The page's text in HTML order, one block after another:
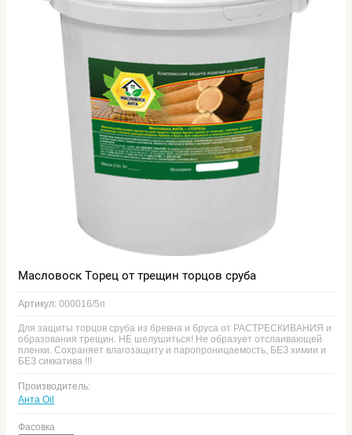
Масловоск Торец от трещин торцов сруба
Артикул: 000016/5п
Для защиты торцов сруба из бревна и бруса от РАСТРЕСКИВАНИЯ и
образования трещин. НЕ шелушиться! Не образует отслаивающей
пленки. Сохраняет влагозащиту и паропроницаемость, БЕЗ химии и
БЕЗ сиккатива !!!
Производитель:
Анта Oil
Фасовка